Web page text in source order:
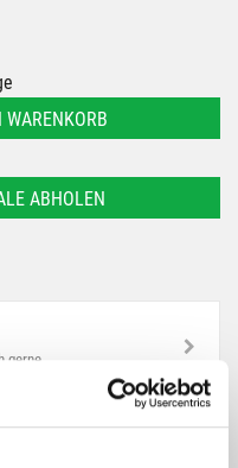
WARENKORB
ABHOLEN
gerne.